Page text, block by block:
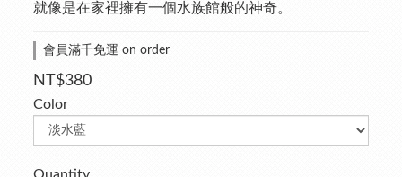
就像是在家裡擁有一個水族館般的神奇。
會員滿千免運 on order
NT$380
Color